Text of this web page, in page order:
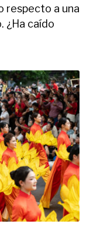
respecto a una
¿Ha caído